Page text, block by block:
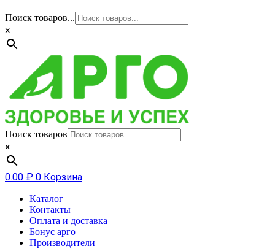
Поиск товаров...
×
Поиск товаров
×
0.00 ₽ 0 Корзина
Каталог
Контакты
Оплата и доставка
Бонус арго
Производители